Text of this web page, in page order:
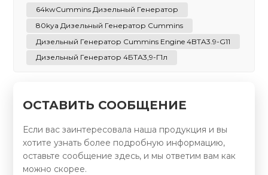
64kwCummins Дизельный Генератор
80kya Дизельный Генератор Cummins
Дизельный Генератор Cummins Engine 4BTA3.9-G11
Дизельный Генератор 4БТА3,9-Г1л
ОСТАВИТЬ СООБЩЕНИЕ
Если вас заинтересовала наша продукция и вы
хотите узнать более подробную информацию,
оставьте сообщение здесь, и мы ответим вам как
можно скорее.